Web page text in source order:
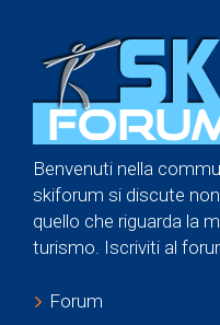
Benvenuti nella
skiforum si discute
quello che riguarda la
turismo. Iscriviti al
Forum